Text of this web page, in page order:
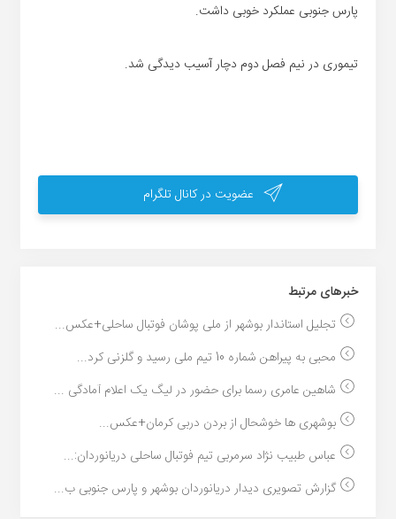
پارس جنوبی عملکرد خوبی داشت.
تیموری در نیم فصل دوم دچار آسیب دیدگی شد.
عضویت در کانال تلگرام
خبر‌های مرتبط
تجلیل استاندار بوشهر از ملی پوشان فوتبال ساحلی+عکس...
محبی به پیراهن شماره 10 تیم ملی رسید و گلزنی کرد...
شاهین عامری رسما برای حضور در لیگ یک اعلام آمادگی ...
بوشهری ها خوشحال از بردن دربی کرمان+عکس...
عباس طبیب نژاد سرمربی تیم فوتبال ساحلی دریانوردان:...
گزارش تصویری دیدار دریانوردان بوشهر و پارس جنوبی ب...